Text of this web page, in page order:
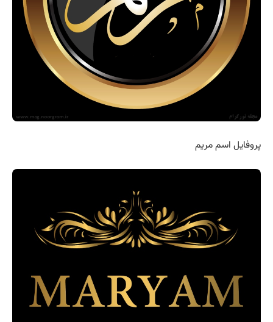
پروفایل اسم مریم